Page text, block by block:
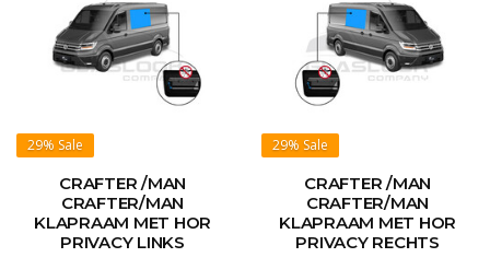
29% Sale
CRAFTER /MAN
CRAFTER/MAN
KLAPRAAM MET HOR
PRIVACY LINKS
29% Sale
CRAFTER /MAN
CRAFTER/MAN
KLAPRAAM MET HOR
PRIVACY RECHTS